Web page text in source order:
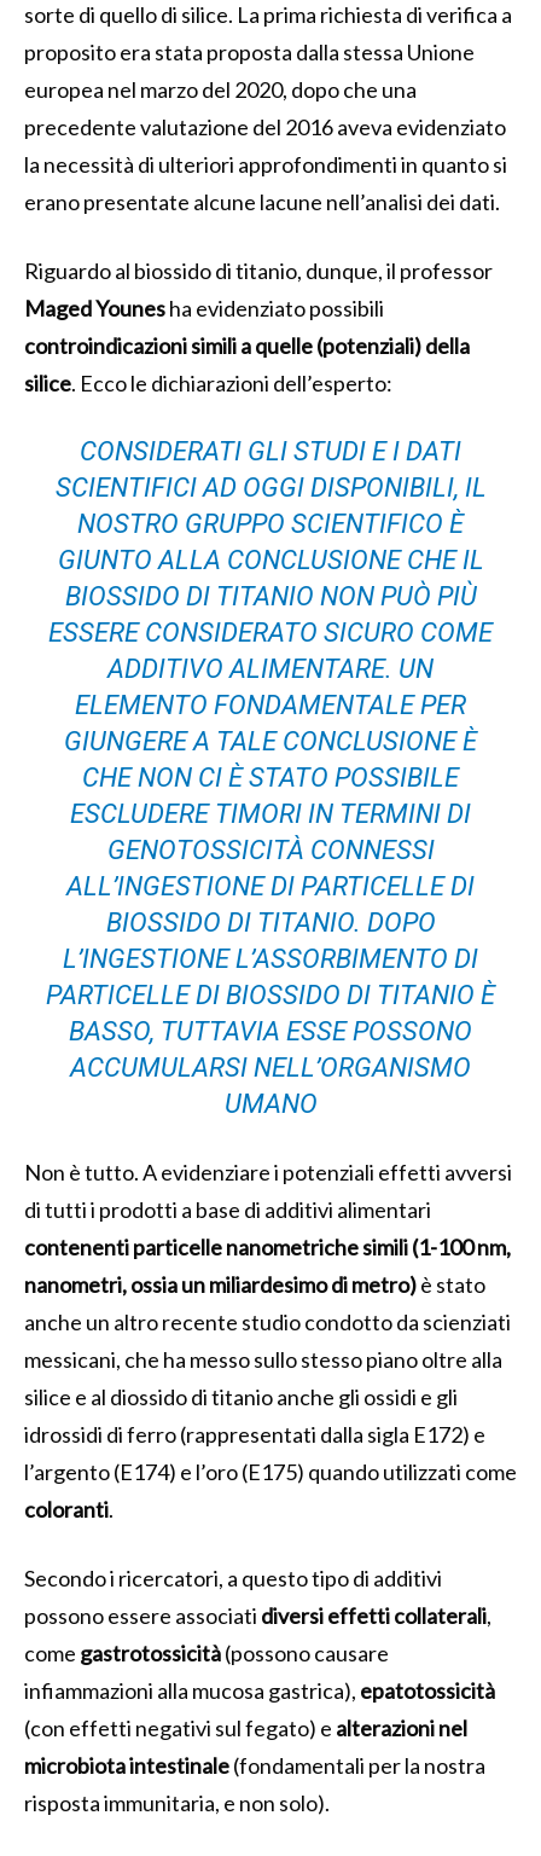
sorte di quello di silice. La prima richiesta di verifica a
proposito era stata proposta dalla stessa Unione
europea nel marzo del 2020, dopo che una
precedente valutazione del 2016 aveva evidenziato
la necessità di ulteriori approfondimenti in quanto si
erano presentate alcune lacune nell’analisi dei dati.
Riguardo al biossido di titanio, dunque, il professor
Maged Younesha evidenziato possibili
controindicazioni simili a quelle (potenziali) della
silice. Ecco le dichiarazioni dell’esperto:
CONSIDERATI GLI STUDI E I DATI
SCIENTIFICI AD OGGI DISPONIBILI, IL
NOSTRO GRUPPO SCIENTIFICO È
GIUNTO ALLA CONCLUSIONE CHE IL
BIOSSIDO DI TITANIO NON PUÒ PIÙ
ESSERE CONSIDERATO SICURO COME
ADDITIVO ALIMENTARE. UN
ELEMENTO FONDAMENTALE PER
GIUNGERE A TALE CONCLUSIONE È
CHE NON CI È STATO POSSIBILE
ESCLUDERE TIMORI IN TERMINI DI
GENOTOSSICITÀ CONNESSI
ALL’INGESTIONE DI PARTICELLE DI
BIOSSIDO DI TITANIO. DOPO
L’INGESTIONE L’ASSORBIMENTO DI
PARTICELLE DI BIOSSIDO DI TITANIO È
BASSO, TUTTAVIA ESSE POSSONO
ACCUMULARSI NELL’ORGANISMO
UMANO
Non è tutto. A evidenziare i potenziali effetti avversi
di tutti i prodotti a base di additivi alimentari
contenenti particelle nanometriche simili (1-100 nm,
nanometri, ossia un miliardesimo di metro)è stato
anche un altro recente studio condotto da scienziati
messicani, che ha messo sullo stesso piano oltre alla
silice e al diossido di titanio anche gli ossidi e gli
idrossidi di ferro (rappresentati dalla sigla E172) e
l’argento (E174) e l’oro (E175) quando utilizzati come
coloranti.
Secondo i ricercatori, a questo tipo di additivi
possono essere associati diversi effetti collaterali,
come gastrotossicità(possono causare
infiammazioni alla mucosa gastrica), epatotossicità
(con effetti negativi sul fegato) e alterazioninel
microbiota intestinale(fondamentali per la nostra
risposta immunitaria, e non solo).